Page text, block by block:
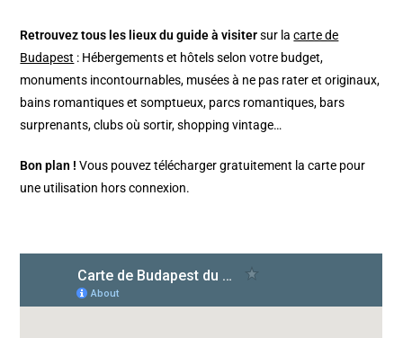
Retrouvez tous les lieux du guide à visitersur lacarte de
Budapest : Hébergements et hôtels selon votre budget,
monuments incontournables, musées à ne pas rater et originaux,
bains romantiques et somptueux, parcs romantiques, bars
surprenants, clubs où sortir, shopping vintage…
Bon plan ! Vous pouvez télécharger gratuitement la carte pour
une utilisation hors connexion.